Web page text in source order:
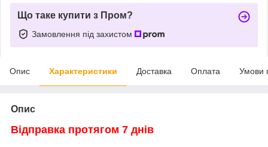
Що таке купити з Пром?
Замовлення під захистом
Опис Характеристики Доставка Оплата Умови
Опис
Відправка протягом 7 днів